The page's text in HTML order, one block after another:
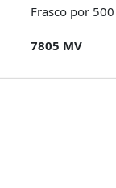
Frasco por
7805 MV